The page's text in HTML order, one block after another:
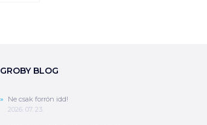
GROBY BLOG
Ne csak forrón idd!
2026. 07. 23.